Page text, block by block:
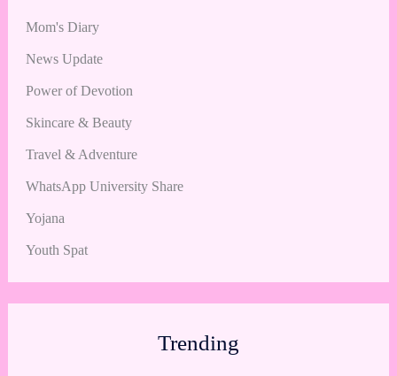
Mom's Diary
News Update
Power of Devotion
Skincare & Beauty
Travel & Adventure
WhatsApp University Share
Yojana
Youth Spat
Trending